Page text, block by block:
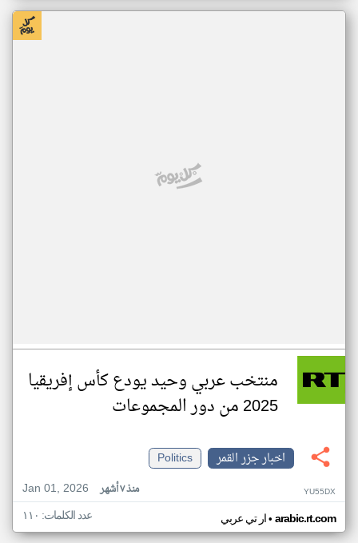
منتخب عربي وحيد يودع كأس إفريقيا
2025 من دور المجموعات
اخبار جزر القمر
Politics
Jan 01, 2026
منذ ٧ أشهر YU55DX
ار تي عربي• arabic.rt.com عدد الكلمات: ١١٠